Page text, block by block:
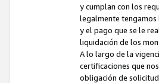
y cumplan con los
legalmente
y el pago que se le
liquidación de los
A lo largo de la
certificaciones que
obligación de